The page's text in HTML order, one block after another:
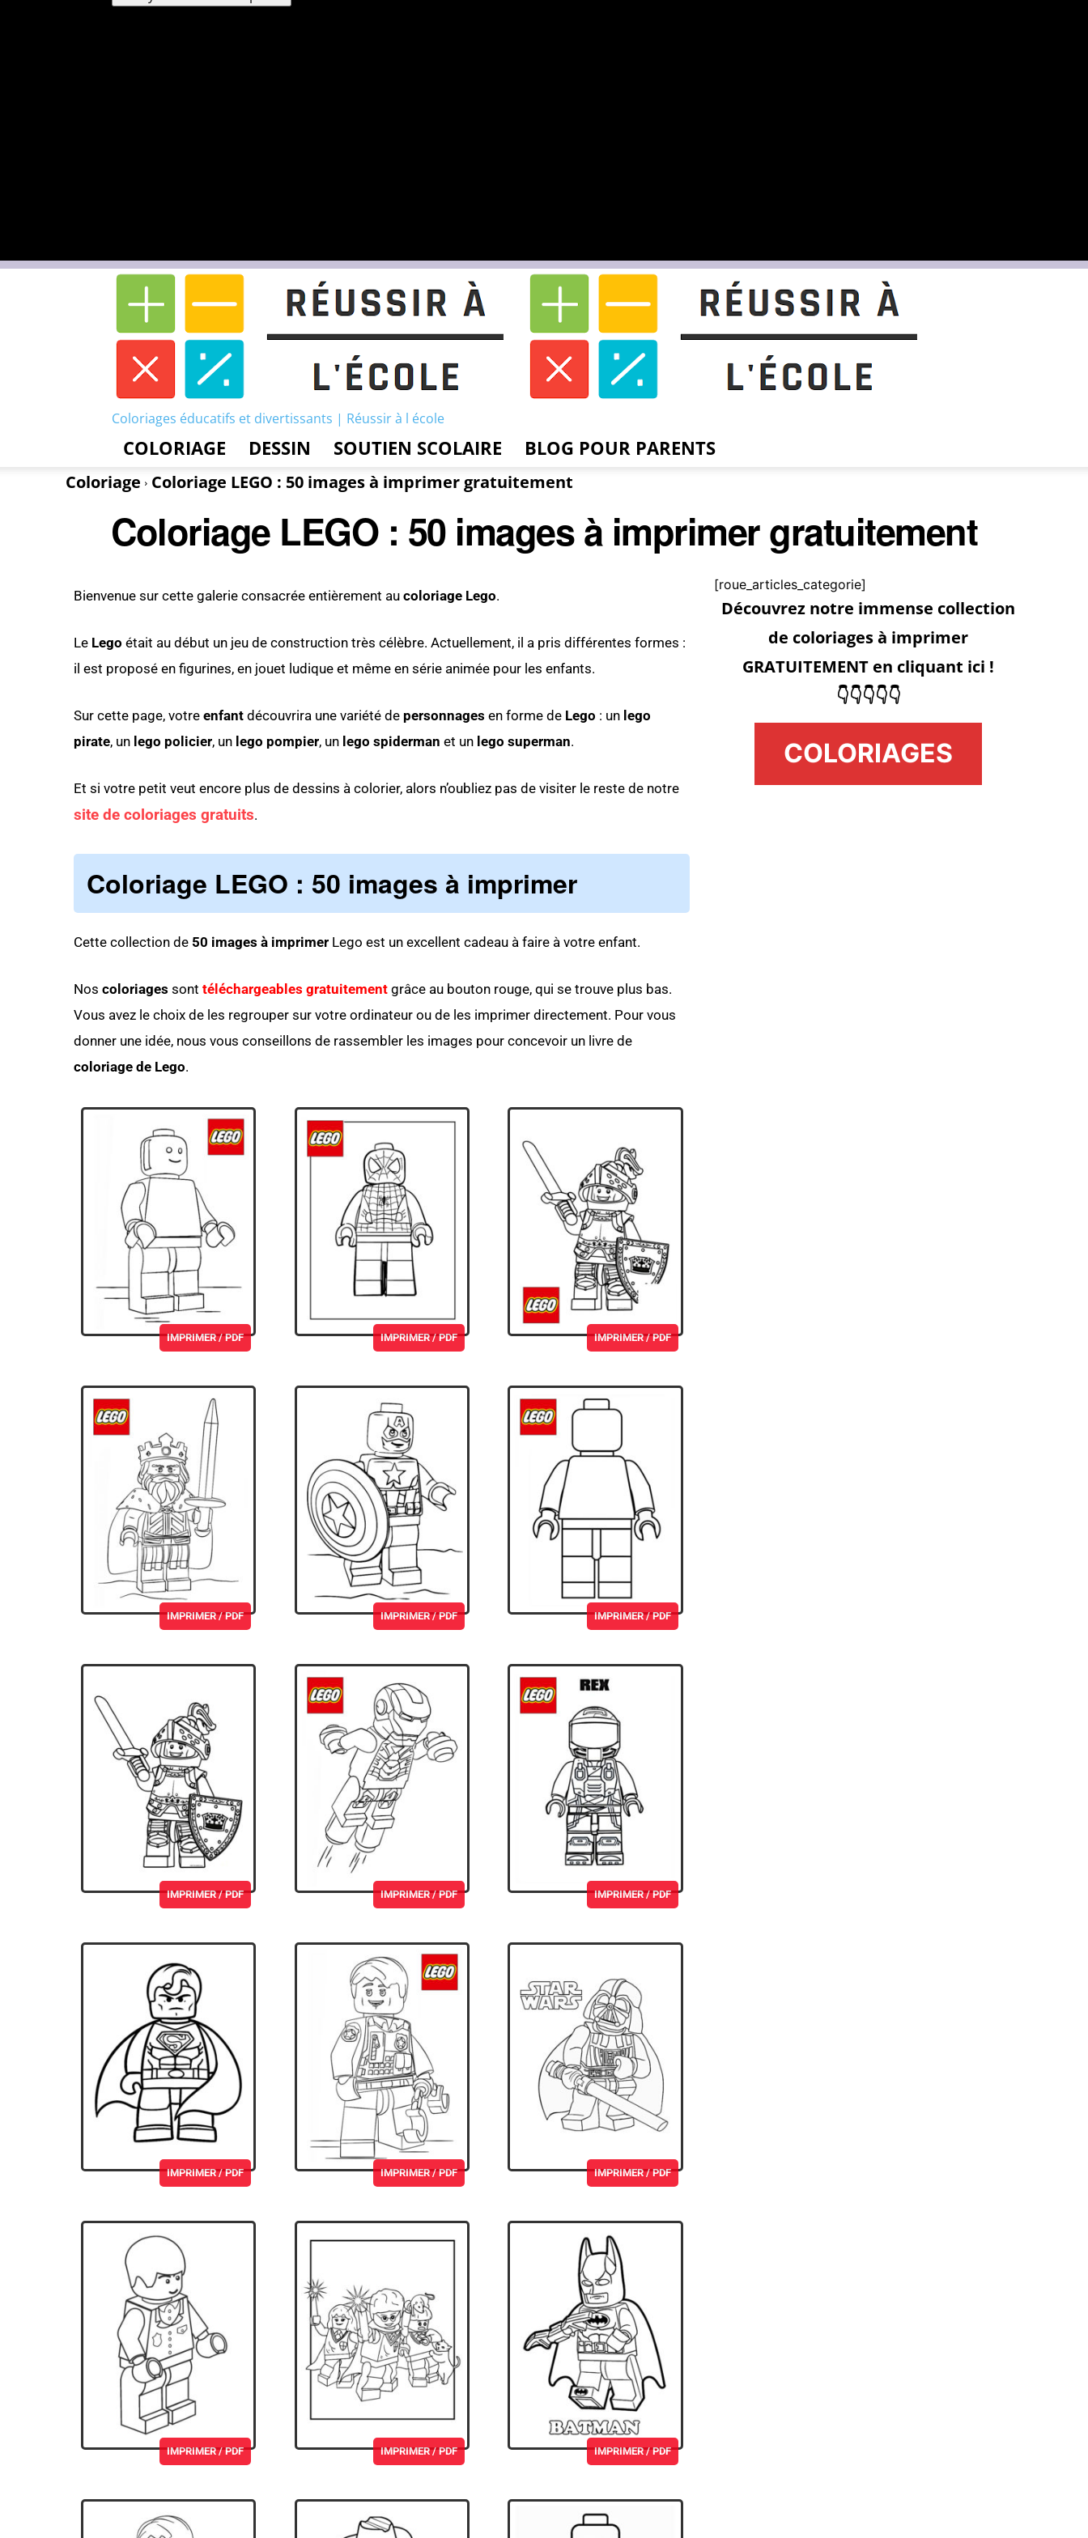
Coloriages éducatifs et divertissants | Réussir à l école
COLORIAGE DESSIN SOUTIEN SCOLAIRE BLOG POUR PARENTS
Coloriage Coloriage LEGO : 50 images à imprimer gratuitement
Coloriage LEGO : 50 images à imprimer gratuitement
Bienvenue sur cette galerie consacrée entièrement au coloriage Lego.
Le Lego était au début un jeu de construction très célèbre. Actuellement, il a pris différentes formes :
il est proposé en figurines, en jouet ludique et même en série animée pour les enfants.
Sur cette page, votre enfant découvrira une variété de personnages en forme de Lego : un lego
pirate, un lego policier, un lego pompier, un lego spiderman et un lego superman.
Et si votre petit veut encore plus de dessins à colorier, alors n’oubliez pas de visiter le reste de notre
site de coloriages gratuits.
Coloriage LEGO : 50 images à imprimer
Cette collection de 50 images à imprimer Lego est un excellent cadeau à faire à votre enfant.
Nos coloriages sont téléchargeables gratuitement grâce au bouton rouge, qui se trouve plus bas.
Vous avez le choix de les regrouper sur votre ordinateur ou de les imprimer directement. Pour vous
donner une idée, nous vous conseillons de rassembler les images pour concevoir un livre de
coloriage de Lego.
IMPRIMER / PDF IMPRIMER / PDF IMPRIMER / PDF
IMPRIMER / PDF IMPRIMER / PDF IMPRIMER / PDF
IMPRIMER / PDF IMPRIMER / PDF IMPRIMER / PDF
IMPRIMER / PDF IMPRIMER / PDF IMPRIMER / PDF
IMPRIMER / PDF IMPRIMER / PDF IMPRIMER / PDF
[roue_articles_categorie]
Découvrez notre immense collection
de coloriages à imprimer
GRATUITEMENT en cliquant ici !
👇👇👇👇👇
COLORIAGES